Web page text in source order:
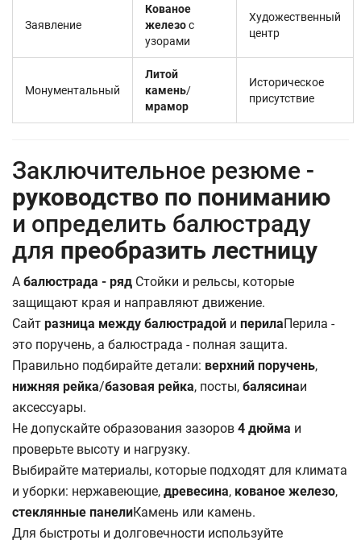
Заявление
Кованое
железос
узорами
Художественный
центр
Монументальный
Литой
камень/
мрамор
Историческое
присутствие
Заключительное резюме -
руководство по пониманию
и определить балюстраду
для преобразить лестницу
Aбалюстрада - ряд Стойки и рельсы, которые
защищают края и направляют движение.
Сайтразница между балюстрадой и перилаПерила -
это поручень, а балюстрада - полная защита.
Правильно подбирайте детали: верхний поручень,
нижняя рейка/базовая рейка, посты,балясинаи
аксессуары.
Не допускайте образования зазоров4 дюйма и
проверьте высоту и нагрузку.
Выбирайте материалы, которые подходят для климата
и уборки: нержавеющие,древесина, кованое железо,
стеклянные панелиКамень или камень.
Для быстроты и долговечности используйте